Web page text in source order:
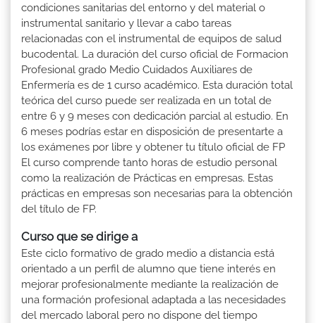
condiciones sanitarias del entorno y del material o
instrumental sanitario y llevar a cabo tareas
relacionadas con el instrumental de equipos de salud
bucodental. La duración del curso oficial de Formacion
Profesional grado Medio Cuidados Auxiliares de
Enfermería es de 1 curso académico. Esta duración total
teórica del curso puede ser realizada en un total de
entre 6 y 9 meses con dedicación parcial al estudio. En
6 meses podrías estar en disposición de presentarte a
los exámenes por libre y obtener tu título oficial de FP
El curso comprende tanto horas de estudio personal
como la realización de Prácticas en empresas. Estas
prácticas en empresas son necesarias para la obtención
del título de FP.
Curso que se dirige a
Este ciclo formativo de grado medio a distancia está
orientado a un perfil de alumno que tiene interés en
mejorar profesionalmente mediante la realización de
una formación profesional adaptada a las necesidades
del mercado laboral pero no dispone del tiempo